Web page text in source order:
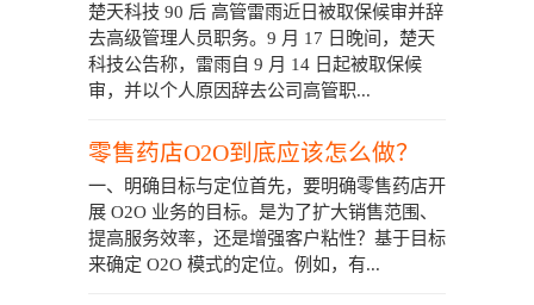
楚天科技 90 后 高管雷雨近日被取保候审并辞
去高级管理人员职务。9 月 17 日晚间，楚天
科技公告称，雷雨自 9 月 14 日起被取保候
审，并以个人原因辞去公司高管职...
零售药店O2O到底应该怎么做？
一、明确目标与定位首先，要明确零售药店开
展 O2O 业务的目标。是为了扩大销售范围、
提高服务效率，还是增强客户粘性？基于目标
来确定 O2O 模式的定位。例如，有...